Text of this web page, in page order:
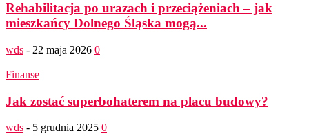
Rehabilitacja po urazach i przeciążeniach – jak
mieszkańcy Dolnego Śląska mogą...
wds - 22 maja 2026 0
Finanse
Jak zostać superbohaterem na placu budowy?
wds - 5 grudnia 2025 0